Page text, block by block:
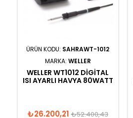
ÜRÜN KODU: SAHRAWT-1012
MARKA: WELLER
WELLER WT1012 DIGITAL
ISI AYARLI HAVYA 80WATT
₺26.200,21 ₺52.400,43